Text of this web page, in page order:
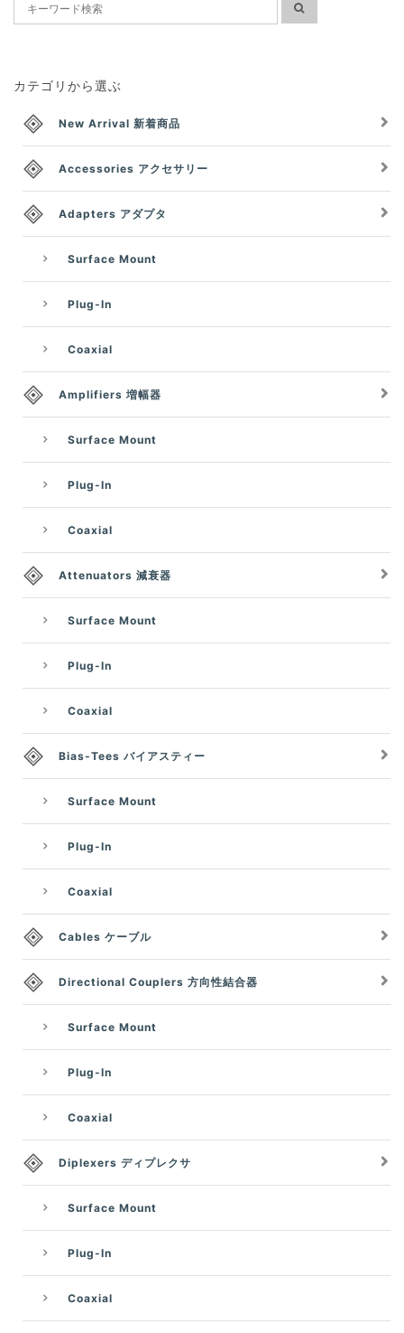
カテゴリから選ぶ
New Arrival 新着商品
Accessories アクセサリー
Adapters アダプタ
Surface Mount
Plug-In
Coaxial
Amplifiers 増幅器
Surface Mount
Plug-In
Coaxial
Attenuators 減衰器
Surface Mount
Plug-In
Coaxial
Bias-Tees バイアスティー
Surface Mount
Plug-In
Coaxial
Cables ケーブル
Directional Couplers 方向性結合器
Surface Mount
Plug-In
Coaxial
Diplexers ディプレクサ
Surface Mount
Plug-In
Coaxial